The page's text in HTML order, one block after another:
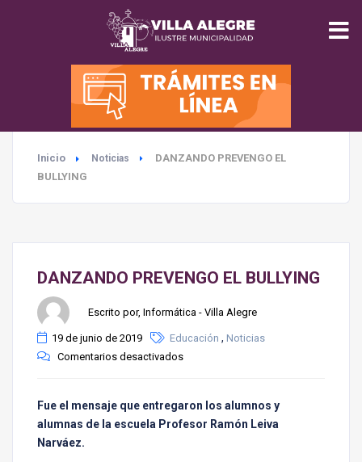
INICIO
MUNICIPALIDAD
SEGURIDAD
TURISMO
Inicio Noticias
DANZANDO PREVENGO EL
BULLYING
DANZANDO PREVENGO EL BULLYING
Escrito por, Informática - Villa Alegre
19 de junio de 2019 Educación , Noticias
Comentarios desactivados
Fue el mensaje que entregaron los alumnos y
alumnas de la escuela Profesor Ramón Leiva
Narváez.